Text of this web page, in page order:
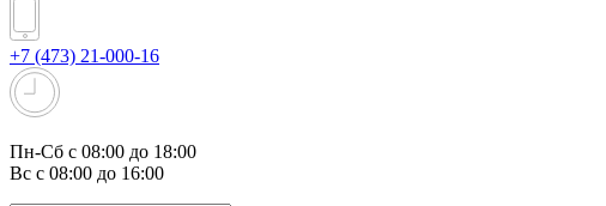
+7 (473) 21-000-16
Пн-Сб с 08:00 до 18:00
Вс с 08:00 до 16:00